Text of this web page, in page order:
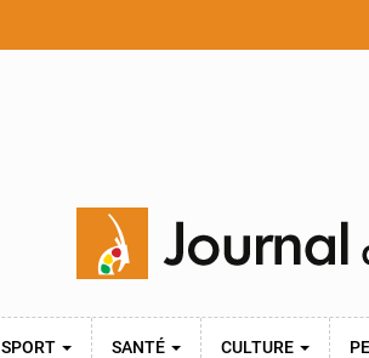
SPORT SANTÉ CULTURE